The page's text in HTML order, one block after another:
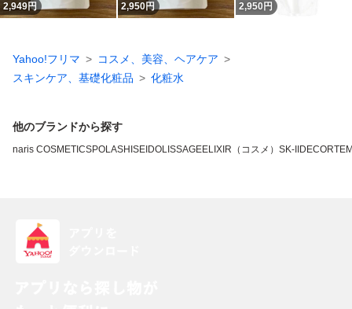
2,949円 2,950円 2,950 円
Yahoo!フリマ
コスメ、美容、ヘアケア
スキンケア、基礎化粧品
化粧水
他のブランドから探す
naris COSMETICSPOLASHISEIDOLISSAGEELIXIR（コスメ） SK-II DECORTE